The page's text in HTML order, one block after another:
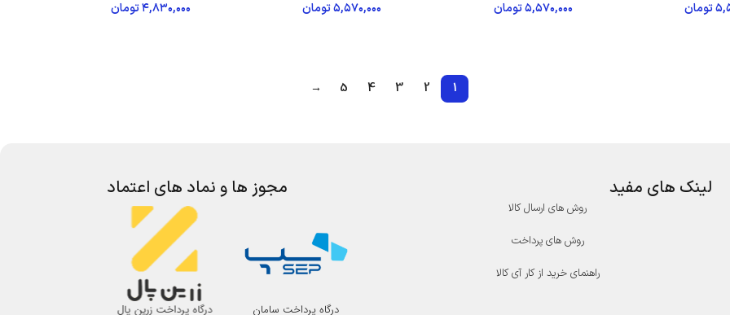
تومان
۵,۵۷۰,۰۰۰تومان
۵,۵۷۰,۰۰۰تومان
۴,۸۳۰,۰۰۰تومان
1
2
3
4
5
→
لینک های مفید
روش های ارسال کالا
روش های پرداخت
راهنمای خرید از کار آی کالا
مجوز ها و نماد های اعتماد
درگاه پرداخت سامان درگاه پرداخت زرین پال